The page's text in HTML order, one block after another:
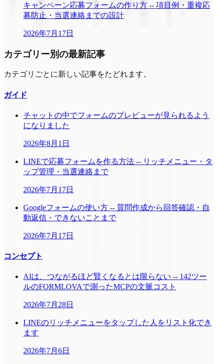
キャンペーン応募フォームの作り方 -- 項目例・重複応
募防止・当選連絡までの設計
2026年7月17日
カテゴリー別の最新記事
カテゴリごとに新しい記事をたどれます。
ガイド
チャットの中でフォームのプレビューが見られるよう
になりました
2026年8月1日
LINEで応募フォームを作る方法 -- リッチメニュー・タ
ップ管理・当選連絡まで
2026年7月17日
Googleフォームの使い方 -- 質問作成から回答確認・自
動返信・できないことまで
2026年7月17日
コンセプト
AIは、つながるほど賢くなるとは限らない -- 142ツー
ルのFORMLOVAで測ったMCPの文脈コスト
2026年7月28日
LINEのリッチメニューをタップした人をリスト化でき
ます
2026年7月6日